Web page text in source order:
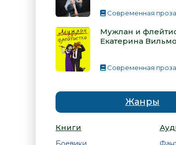
Современная проза
Мужлан и
Екатерина
Современная проза
Жанры
Книги